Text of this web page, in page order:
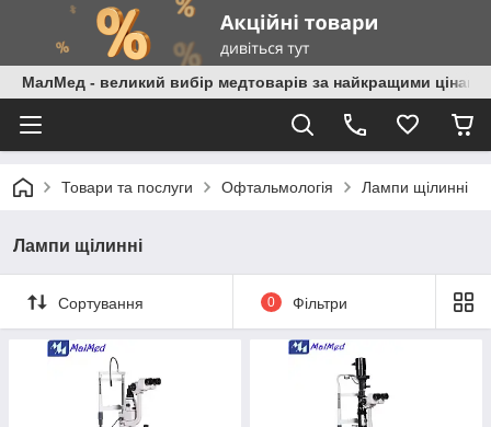
МалМед - великий вибір медтоварів за найкращими цінами
Товари та послуги Офтальмологія Лампи щілинні
Лампи щілинні
Сортування 0 Фільтри